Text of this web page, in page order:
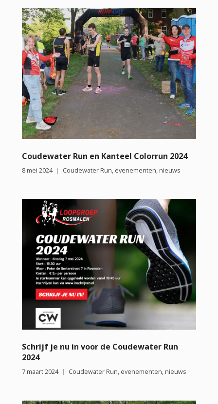
Coudewater Run en Kanteel Colorrun 2024
8 mei 2024 Coudewater Run, evenementen, nieuws
Schrijf je nu in voor de Coudewater Run
2024
7 maart 2024 Coudewater Run, evenementen, nieuws